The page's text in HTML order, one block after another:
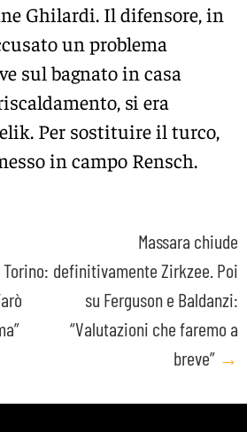
Ghilardi. Il difensore, in
un problema
sul bagnato in casa
si era
Per sostituire il turco,
in campo Rensch.
Massara chiude
definitivamente Zirkzee. Poi
su Ferguson e Baldanzi:
“Valutazioni che faremo a
breve” →